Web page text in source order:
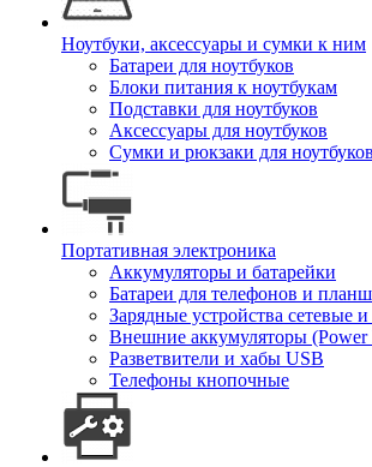
Ноутбуки, аксессуары и сумки к ним
Батареи для ноутбуков
Блоки питания к ноутбукам
Подставки для ноутбуков
Аксессуары для ноутбуков
Сумки и рюкзаки для ноутбуков
Портативная электроника
Аккумуляторы и батарейки
Батареи для телефонов и
Зарядные устройства сетевые
Внешние аккумуляторы (Power
Разветвители и хабы USB
Телефоны кнопочные